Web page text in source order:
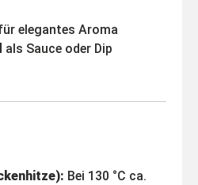
elegantes Aroma
als Sauce oder Dip
Bei 130 °C ca.